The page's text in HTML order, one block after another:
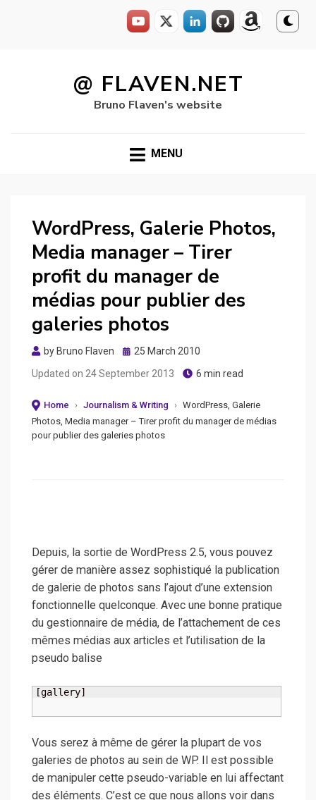
@ FLAVEN.NET
Bruno Flaven's website
MENU
WordPress, Galerie Photos,
Media manager – Tirer
profit du manager de
médias pour publier des
galeries photos
by Bruno Flaven
Posted
25 March 2010
Updated on 24 September 2013 6 min read
Home › Journalism & Writing › WordPress, Galerie
Photos, Media manager – Tirer profit du manager de médias
pour publier des galeries photos
Depuis, la sortie de WordPress 2.5, vous pouvez
gérer de manière assez sophistiqué la publication
de galerie de photos sans l’ajout d’une extension
fonctionnelle quelconque. Avec une bonne pratique
du gestionnaire de média, de l’attachement de ces
mêmes médias aux articles et l’utilisation de la
pseudo balise
[gallery]
Vous serez à même de gérer la plupart de vos
galeries de photos au sein de WP. Il est possible
de manipuler cette pseudo-variable en lui affectant
des éléments. C’est ce que nous allons voir dans